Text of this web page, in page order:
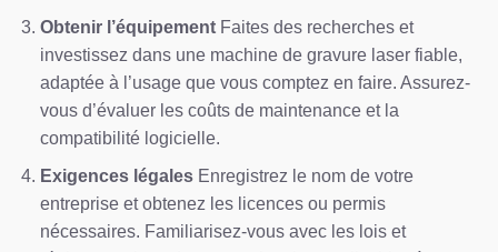
Obtenir l’équipementFaites des recherches et
investissez dans une machine de gravure laser fiable,
adaptée à l’usage que vous comptez en faire. Assurez-
vous d’évaluer les coûts de maintenance et la
compatibilité logicielle.
Exigences légalesEnregistrez le nom de votre
entreprise et obtenez les licences ou permis
nécessaires. Familiarisez-vous avec les lois et